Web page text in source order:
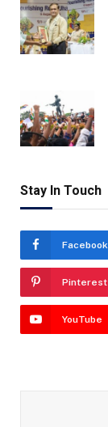
Stay In Touch
Facebook
Pinterest
YouTube